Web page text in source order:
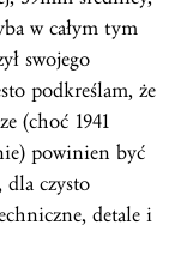
w całym tym
swojego
podkreślam, że
(choć 1941
powinien być
czysto
detale i